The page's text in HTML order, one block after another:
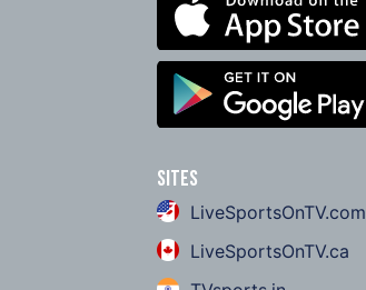
Sites
LiveSportsOnTV.com
LiveSportsOnTV.ca